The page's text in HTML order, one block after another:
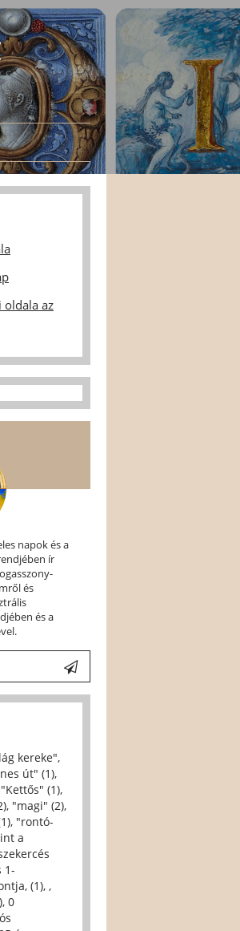
oldala az
napok és a
ír
és
és a
kereke",
út" (1),
"Kettős" (1),
, "magi" (2),
, "rontó-
a
1-
(1), ,
, 0